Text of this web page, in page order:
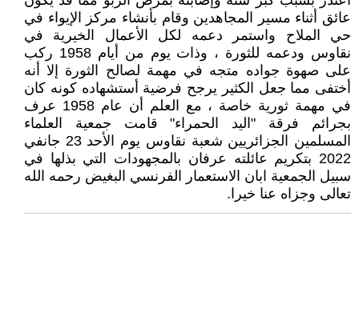
عائق أثناء مسير المجاهدين وقام بأنشاء مركز الإيواء في
حي الملاح واستمر دعمه لكل الأعمال الخيرية في
نقاوس ودعمه للثورة ، وذات يوم من أيام 1958 ركب
على صهوة جواده متجه في مهمة لصالح الثورة إلا أنه
أختفى مما جعل الكثير يرجح فرضية أستشهاده كونه كان
في مهمة ثورية خاصة ، مع العلم أن عام 1958 عرف
بجرائم فرقة "اليد الحمراء" قامت جمعية العلماء
المسلمين الجزائريين شعبة نقاوس يوم الأحد 23 جانفي
2022 بتكريم عائلته عرفان بالمجهودات التي بذلها في
سبيل الجمعية ابان الاستعمار الفرنسي البغيض رحمه الله
تعالى وجزاه عنا خيرا.